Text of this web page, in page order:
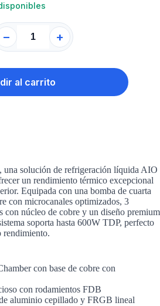
− +
al carrito
solución de refrigeración líquida AIO
un rendimiento térmico excepcional
Equipada con una bomba de cuarta
con microcanales optimizados, 3
con núcleo de cobre y un diseño premium
soporta hasta 600W TDP, perfecto
rendimiento.
con base de cobre con
con rodamientos FDB
aluminio cepillado y FRGB lineal